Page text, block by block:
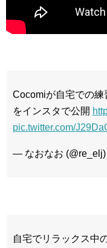
Cocomiが自宅での
をインスタで公開
pic.twitter.com/
— なおなお (@re_elj)
自宅でリラックス中